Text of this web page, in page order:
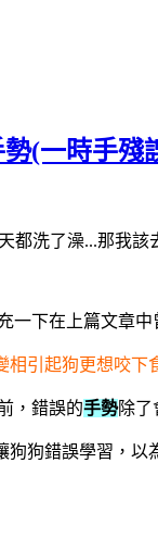
(一時手殘
都洗了澡...那我該
一下在上篇文章中
相引起狗更想咬下
，錯誤的手勢除了
狗狗錯誤學習，